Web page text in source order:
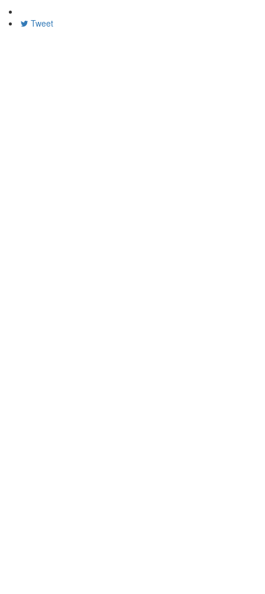
Tweet